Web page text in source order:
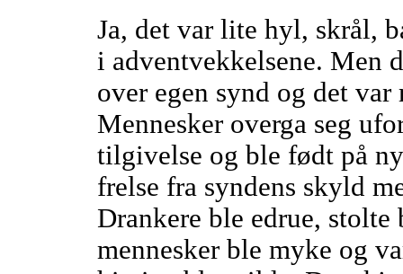
Ja, det var lite hyl, skrål,
i adventvekkelsene. Men
over egen synd og det
Mennesker overga seg
tilgivelse og ble født på
frelse fra syndens skyld
Drankere ble edrue,
mennesker ble myke og